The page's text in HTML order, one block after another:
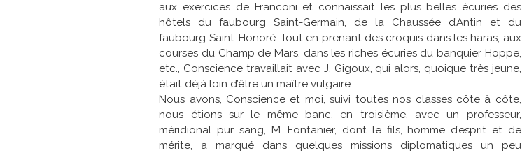
aux exercices de Franconi et connaissait les plus belles écuries des
hôtels du faubourg Saint-Germain, de la Chaussée d’Antin et du
faubourg Saint-Honoré. Tout en prenant des croquis dans les haras, aux
courses du Champ de Mars, dans les riches écuries du banquier Hoppe,
etc., Conscience travaillait avec J. Gigoux, qui alors, quoique très jeune,
était déjà loin d’être un maître vulgaire.
Nous avons, Conscience et moi, suivi toutes nos classes côte à côte,
nous étions sur le même banc, en troisième, avec un professeur,
méridional pur sang, M. Fontanier, dont le fils, homme d’esprit et de
mérite, a marqué dans quelques missions diplomatiques un peu